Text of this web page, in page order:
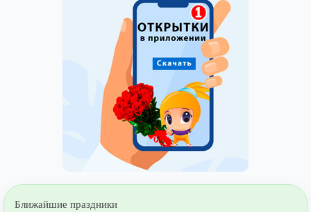
Ближайшие праздники